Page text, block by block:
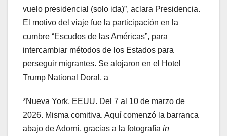
vuelo presidencial (solo ida)”, aclara Presidencia.
El motivo del viaje fue la participación en la
cumbre “Escudos de las Américas”, para
intercambiar métodos de los Estados para
perseguir migrantes. Se alojaron en el Hotel
Trump National Doral, a
*Nueva York, EEUU. Del 7 al 10 de marzo de
2026. Misma comitiva. Aquí comenzó la barranca
abajo de Adorni, gracias a la fotografía in